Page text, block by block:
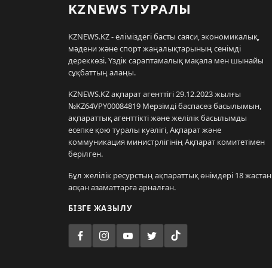
KZNEWS ТУРАЛЫ
KZNEWS.KZ - еліміздегі басты саяси, экономикалық,
мәдени және спорт жаңалықтарының сенімді
дереккөзі. Үздік сараптамалық мақала мен шынайы
сұқбаттың алаңы.
KZNEWS.KZ ақпарат агенттігі 29.12.2023 жылғы
№KZ64VPY00084819 Мерзімді баспасөз басылымын,
ақпараттық агенттікті және желілік басылымды
есепке қою туралы куәлігі, Ақпарат және
коммуникация министрлігінің Ақпарат комитетімен
берілген.
Бұл желілік ресурстың ақпараттық өнімдері 18 жастан
асқан азаматтарға арналған.
БІЗГЕ ЖАЗЫЛУ